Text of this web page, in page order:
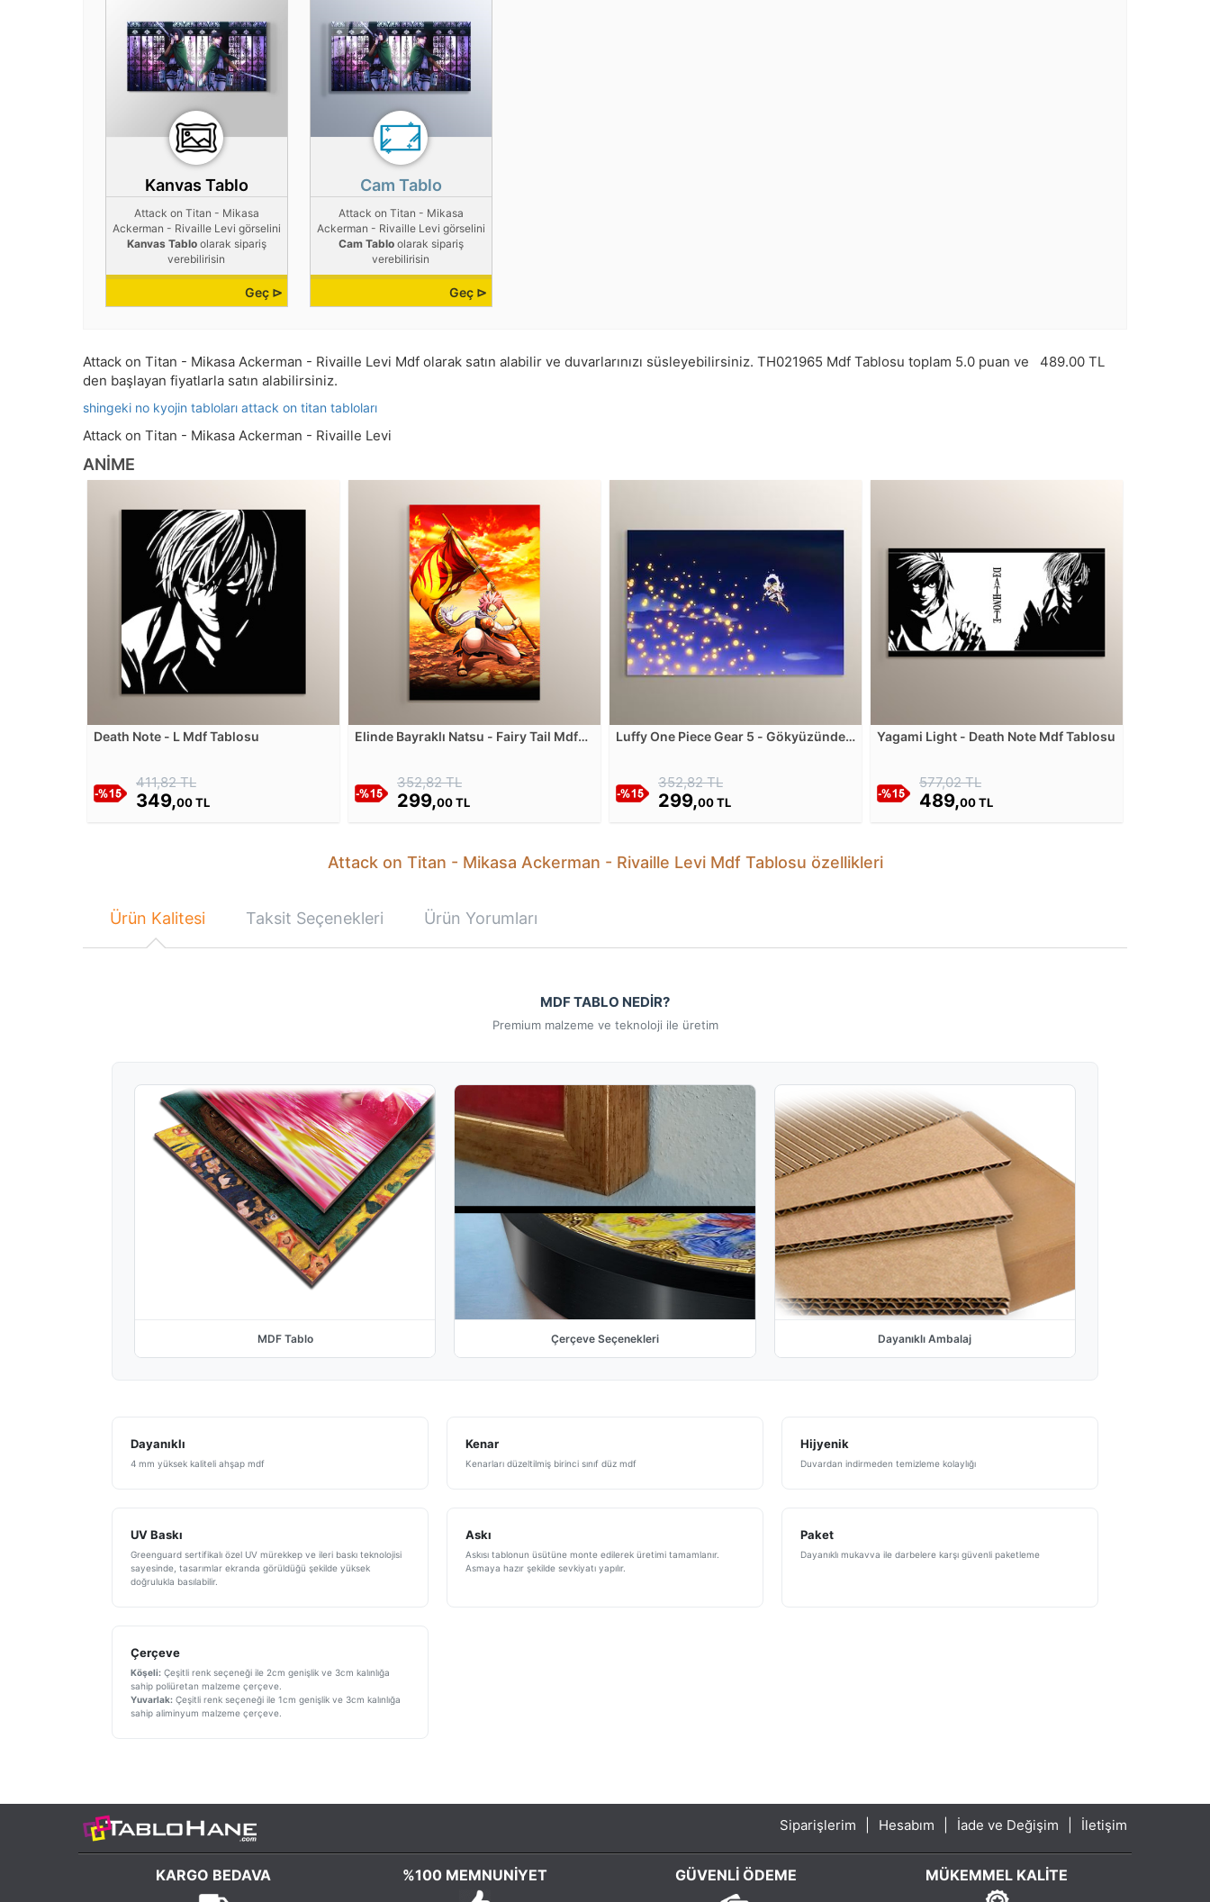
Kanvas Tablo
Attack on Titan - Mikasa
Ackerman - Rivaille Levi görselini
Kanvas Tabloolarak sipariş
verebilirisin
Geç ⊳
Cam Tablo
Attack on Titan - Mikasa
Ackerman - Rivaille Levi görselini
Cam Tabloolarak sipariş
verebilirisin
Geç ⊳
Attack on Titan - Mikasa Ackerman - Rivaille Levi Mdf olarak satın alabilir ve duvarlarınızı süsleyebilirsiniz. TH021965 Mdf Tablosu toplam 5.0 puan ve 489.00 TL
den başlayan fiyatlarla satın alabilirsiniz.
shingeki no kyojin tabloları attack on titan tabloları
Attack on Titan - Mikasa Ackerman - Rivaille Levi
ANIME
Death Note - L Mdf Tablosu
411,82 TL
349,00 TL
Elinde Bayraklı Natsu - Fairy Tail Mdf
352,82 TL
299,00 TL
Luffy One Piece Gear 5 - Gökyüzünde
352,82 TL
299,00 TL
Yagami Light - Death Note Mdf Tablosu
577,02 TL
489,00 TL
Attack on Titan - Mikasa Ackerman - Rivaille Levi Mdf Tablosu özellikleri
Ürün Kalitesi Taksit Seçenekleri Ürün Yorumları
MDF TABLO NEDİR?
Premium malzeme ve teknoloji ile üretim
MDF Tablo Çerçeve Seçenekleri Dayanıklı Ambalaj
Dayanıklı
4 mm yüksek kaliteli ahşap mdf
Kenar
Kenarları düzeltilmiş birinci sınıf düz mdf
Hijyenik
Duvardan indirmeden temizleme kolaylığı
UV Baskı
Greenguard sertifikalı özel UV mürekkep ve ileri baskı teknolojisi
sayesinde, tasarımlar ekranda görüldüğü şekilde yüksek
doğrulukla basılabilir.
Askı
Askısı tablonun üsütüne monte edilerek üretimi tamamlanır.
Asmaya hazır şekilde sevkiyatı yapılır.
Paket
Dayanıklı mukavva ile darbelere karşı güvenli paketleme
Çerçeve
Köşeli: Çeşitli renk seçeneği ile 2cm genişlik ve 3cm kalınlığa
sahip poliüretan malzeme çerçeve.
Yuvarlak: Çeşitli renk seçeneği ile 1cm genişlik ve 3cm kalınlığa
sahip aliminyum malzeme çerçeve.
Siparişlerim Hesabım İade ve Değişim İletişim
KARGO BEDAVA %100 MEMNUNIYET GÜVENLI ÖDEME MÜKEMMEL KALITE